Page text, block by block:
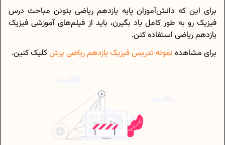
برای این که دانش‌آموزان پایه یازدهم ریاضی بتونن مباحث درس
فیزیک رو به طور کامل یاد بگیرن، باید از فیلم‌های آموزشی فیزیک
یازدهم ریاضی استفاده کنن.
برای مشاهده نمونه تدریس‌ فیزیک یازدهم ریاضی پرشکلیک کنین.